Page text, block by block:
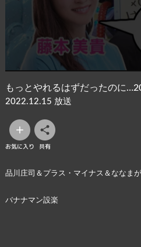
もっとやれるはずだったのに
2022.12.15 放送
お気に入り 共有
品川庄司＆プラス・マイナス＆ななま
バナナマン設楽